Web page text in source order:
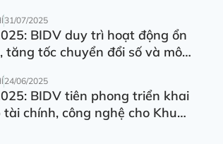
31/07/2025
BIDV duy trì hoạt động ổn
tăng tốc chuyển đổi số và mô
24/06/2025
BIDV tiên phong triển khai
chính, công nghệ cho Khu